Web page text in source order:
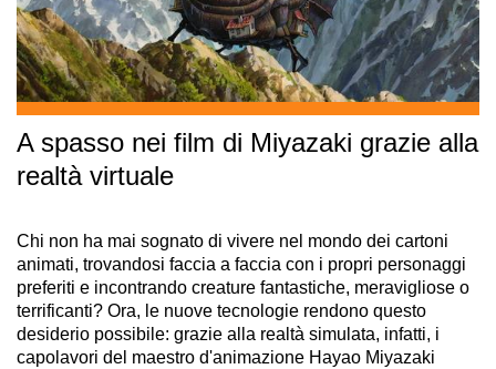
A spasso nei film di Miyazaki grazie alla
realtà virtuale
Chi non ha mai sognato di vivere nel mondo dei cartoni
animati, trovandosi faccia a faccia con i propri personaggi
preferiti e incontrando creature fantastiche, meravigliose o
terrificanti? Ora, le nuove tecnologie rendono questo
desiderio possibile: grazie alla realtà simulata, infatti, i
capolavori del maestro d'animazione Hayao Miyazaki